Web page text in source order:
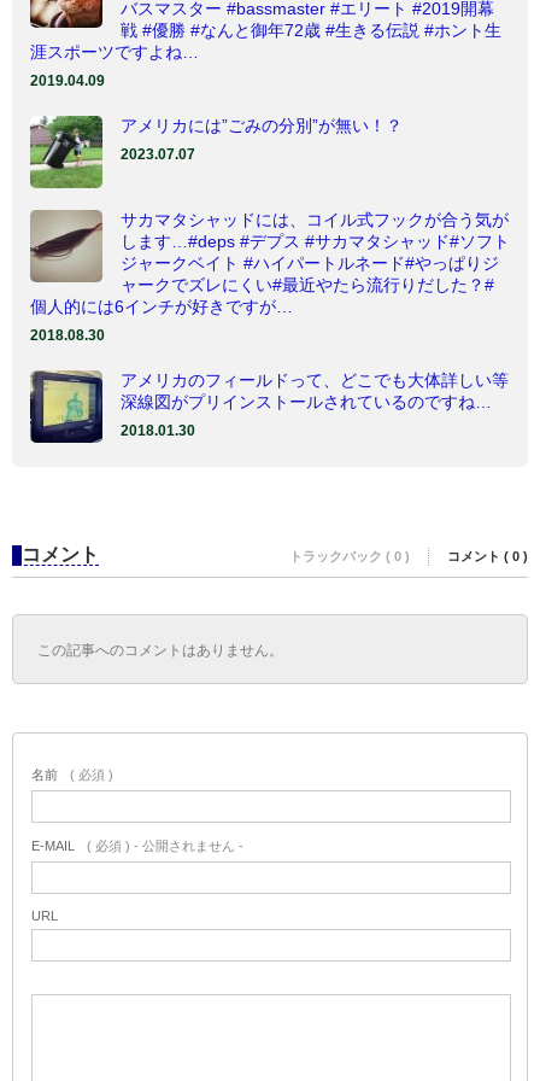
バスマスター #bassmaster #エリート #2019開幕
戦 #優勝 #なんと御年72歳 #生きる伝説 #ホント生
涯スポーツですよね…
2019.04.09
アメリカには”ごみの分別”が無い！？
2023.07.07
サカマタシャッドには、コイル式フックが合う気が
します…#deps #デプス #サカマタシャッド#ソフト
ジャークベイト #ハイパートルネード#やっぱりジ
ャークでズレにくい#最近やたら流行りだした？#
個人的には6インチが好きですが…
2018.08.30
アメリカのフィールドって、どこでも大体詳しい等
深線図がプリインストールされているのですね…
2018.01.30
コメント トラックバック ( 0 ) コメント ( 0 )
この記事へのコメントはありません。
名前 ( 必須 )
E-MAIL ( 必須 ) - 公開されません -
URL